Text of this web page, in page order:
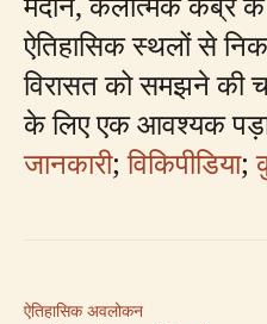
ऐतिहासिक स्थलों से
विरासत को समझने की
के लिए एक आवश्यक
जानकारी;विकिपीडिया;
ऐतिहासिक अवलोकन